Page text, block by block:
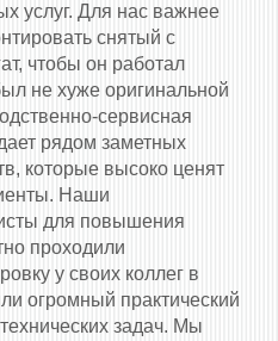
услуг. Для нас важнее
снятый с
чтобы он работал
не хуже оригинальной
сервисная
рядом заметных
которые высоко ценят
Наши
для повышения
проходили
у своих коллег в
огромный практический
задач. Мы